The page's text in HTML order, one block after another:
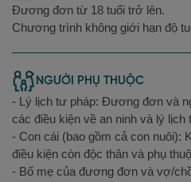
Đương đơn từ 18 tuổi trở lên.
Chương trình không giới hạn độ
NGƯỜI PHỤ THUỘC
- Lý lịch tư pháp: Đương đơn và
các điều kiện về an ninh và lý lịch
- Con cái (bao gồm cả con nuôi):
điều kiện còn độc thân và phụ
- Bố mẹ của đương đơn và vợ/